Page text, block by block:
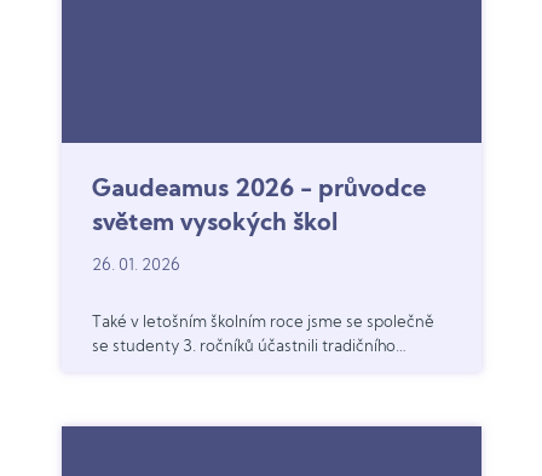
Gaudeamus 2026 - průvodce
světem vysokých škol
26. 01. 2026
Také v letošním školním roce jsme se společně
se studenty 3. ročníků účastnili tradičního